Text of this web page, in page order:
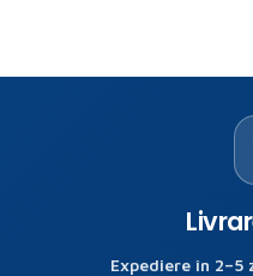
Expediere în